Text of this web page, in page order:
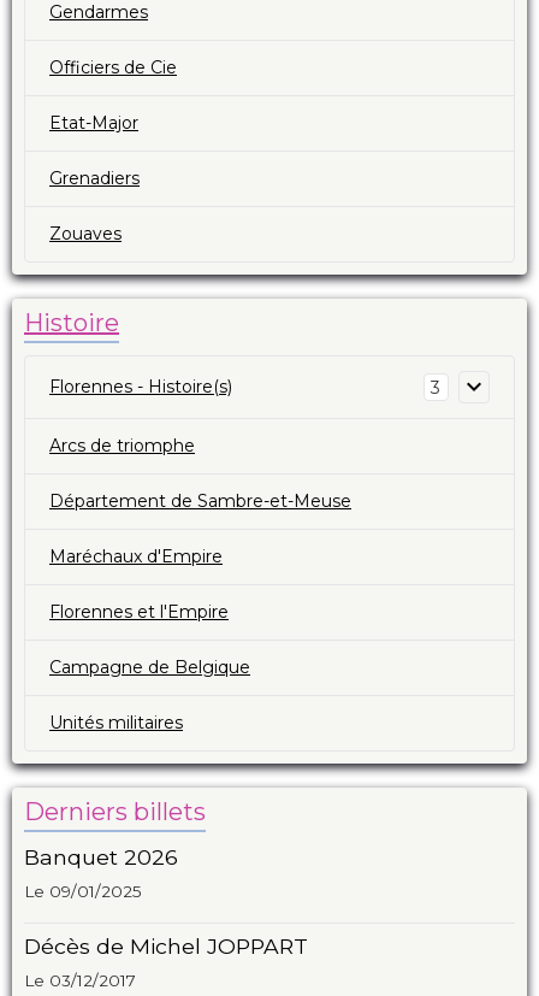
Gendarmes
Officiers de Cie
Etat-Major
Grenadiers
Zouaves
Histoire
Florennes - Histoire(s) 3
Arcs de triomphe
Département de Sambre-et-Meuse
Maréchaux d'Empire
Florennes et l'Empire
Campagne de Belgique
Unités militaires
Derniers billets
Banquet 2026
Le 09/01/2025
Décès de Michel JOPPART
Le 03/12/2017